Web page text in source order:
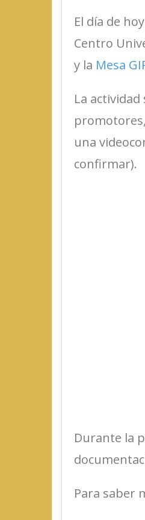
El día de
Centro
y la Mesa
La
una
confirmar).
Durante la
Para saber